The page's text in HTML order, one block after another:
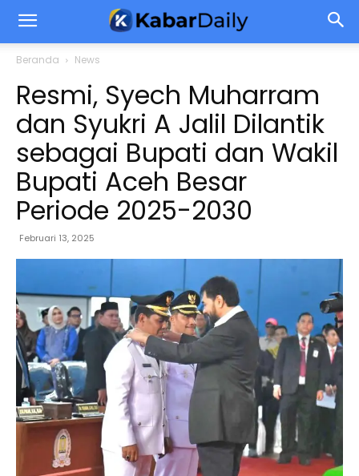
Beranda News
Resmi, Syech Muharram
dan Syukri A Jalil Dilantik
sebagai Bupati dan Wakil
Bupati Aceh Besar
Periode 2025-2030
Februari 13, 2025